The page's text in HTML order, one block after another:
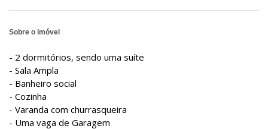
Sobre o imóvel
- 2 dormitórios, sendo uma suíte
- Sala Ampla
- Banheiro social
- Cozinha
- Varanda com churrasqueira
- Uma vaga de Garagem